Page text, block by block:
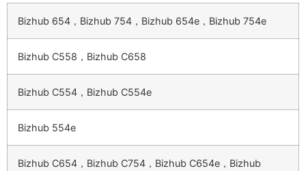
Bizhub 654，Bizhub 754，Bizhub 654e，Bizhub 754e
Bizhub C558，Bizhub C658
Bizhub C554，Bizhub C554e
Bizhub 554e
Bizhub C654，Bizhub C754，Bizhub C654e，Bizhub